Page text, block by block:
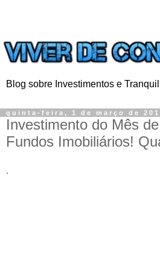
Blog sobre Investimentos e
quinta-feira, 1 de março de
Investimento do Mês
Fundos Imobiliários!
.